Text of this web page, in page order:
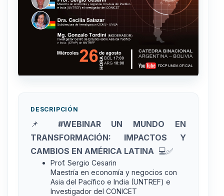
DESCRIPCIÓN
📌 #WEBINAR UN MUNDO EN
TRANSFORMACIÓN: IMPACTOS Y
CAMBIOS EN AMÉRICA LATINA 💻✅
Prof. Sergio Cesarin
Maestría en economía y negocios con
Asia del Pacífico e India (UNTREF) e
Investigador del CONICET